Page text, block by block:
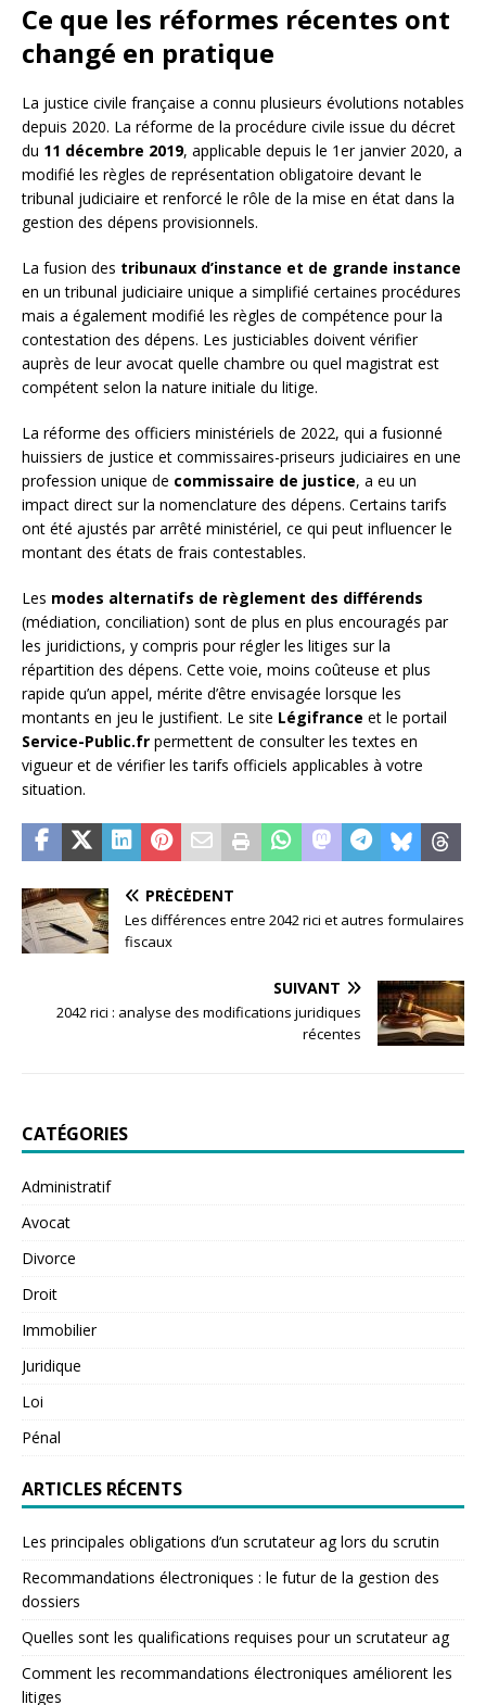
Ce que les réformes récentes ont
changé en pratique
La justice civile française a connu plusieurs évolutions notables
depuis 2020. La réforme de la procédure civile issue du décret
du 11 décembre 2019, applicable depuis le 1er janvier 2020, a
modifié les règles de représentation obligatoire devant le
tribunal judiciaire et renforcé le rôle de la mise en état dans la
gestion des dépens provisionnels.
La fusion des tribunaux d’instance et de grande instance
en un tribunal judiciaire unique a simplifié certaines procédures
mais a également modifié les règles de compétence pour la
contestation des dépens. Les justiciables doivent vérifier
auprès de leur avocat quelle chambre ou quel magistrat est
compétent selon la nature initiale du litige.
La réforme des officiers ministériels de 2022, qui a fusionné
huissiers de justice et commissaires-priseurs judiciaires en une
profession unique de commissaire de justice, a eu un
impact direct sur la nomenclature des dépens. Certains tarifs
ont été ajustés par arrêté ministériel, ce qui peut influencer le
montant des états de frais contestables.
Les modes alternatifs de règlement des différends
(médiation, conciliation) sont de plus en plus encouragés par
les juridictions, y compris pour régler les litiges sur la
répartition des dépens. Cette voie, moins coûteuse et plus
rapide qu’un appel, mérite d’être envisagée lorsque les
montants en jeu le justifient. Le site Légifrance et le portail
Service-Public.fr permettent de consulter les textes en
vigueur et de vérifier les tarifs officiels applicables à votre
situation.
PRÉCÉDENT
Les différences entre 2042 rici et autres formulaires
fiscaux
SUIVANT
2042 rici : analyse des modifications juridiques
récentes
CATÉGORIES
Administratif
Avocat
Divorce
Droit
Immobilier
Juridique
Loi
Pénal
ARTICLES RÉCENTS
Les principales obligations d’un scrutateur ag lors du scrutin
Recommandations électroniques : le futur de la gestion des
dossiers
Quelles sont les qualifications requises pour un scrutateur ag
Comment les recommandations électroniques améliorent les
litiges